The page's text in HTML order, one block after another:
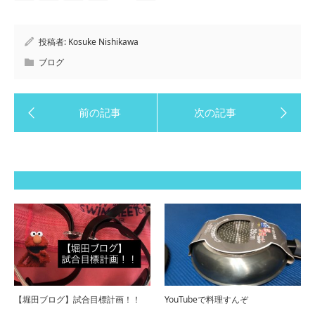
投稿者: Kosuke Nishikawa
ブログ
【堀田ブログ】試合目標計画！！ YouTubeで料理すんぞ